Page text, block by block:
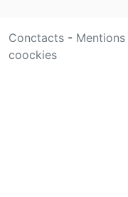
Conctacts -
coockies